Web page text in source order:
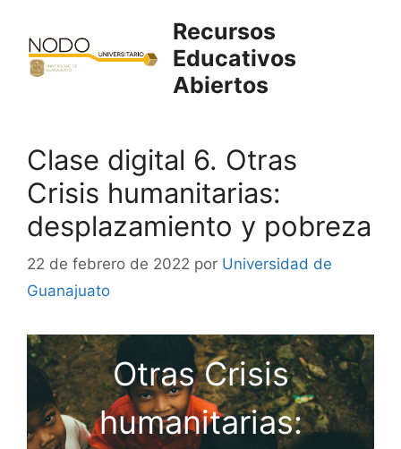
contenido
Recursos
Educativos
Abiertos
Clase digital 6. Otras
Crisis humanitarias:
desplazamiento y pobreza
22 de febrero de 2022 por Universidad de
Guanajuato
Otras Crisis
humanitarias: